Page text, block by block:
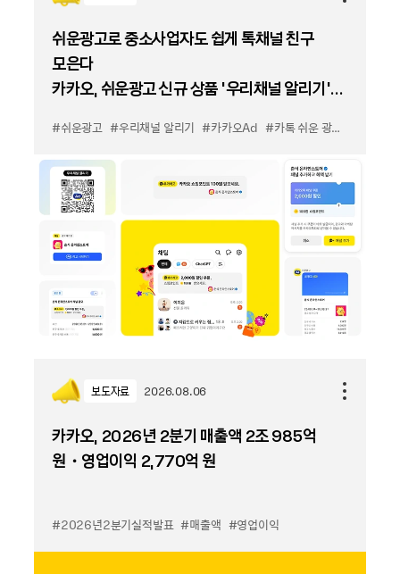
쉬운광고로 중소사업자도 쉽게 톡채널 친구
모은다
카카오, 쉬운광고 신규 상품 '우리채널 알리기'
#쉬운광고 #우리채널 알리기 #카카오Ad #카톡 쉬운 광고
보도자료 2026.08.06
카카오, 2026년 2분기 매출액 2조 985억
원・영업이익 2,770억 원
#2026년2분기실적발표 #매출액 #영업이익